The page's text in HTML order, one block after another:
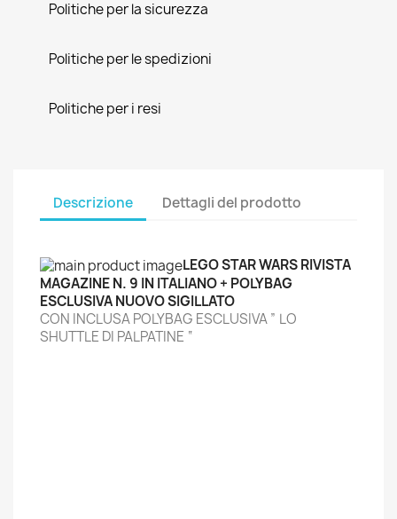
Politiche per la sicurezza
Politiche per le spedizioni
Politiche per i resi
Descrizione Dettagli del prodotto
LEGO STAR WARS RIVISTA
MAGAZINE N. 9 IN ITALIANO + POLYBAG
ESCLUSIVA NUOVO SIGILLATO
CON INCLUSA POLYBAG ESCLUSIVA ” LO
SHUTTLE DI PALPATINE “